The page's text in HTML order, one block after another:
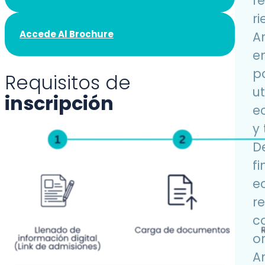
Accede Al Brochure
Requisitos de
inscripción
y